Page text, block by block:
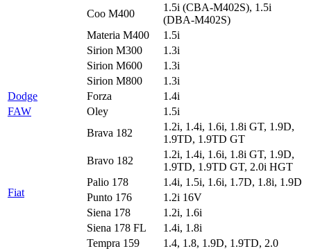
Coo M400
1.5i (CBA-M402S), 1.5i
(DBA-M402S)
Materia M400
1.5i
Sirion M300
1.3i
Sirion M600
1.3i
Sirion M800
1.3i
Dodge
Forza
1.4i
FAW
Oley 1.5i
Fiat
Brava 182
1.2i, 1.4i, 1.6i, 1.8i GT, 1.9D,
1.9TD, 1.9TD GT
Bravo 182
1.2i, 1.4i, 1.6i, 1.8i GT, 1.9D,
1.9TD, 1.9TD GT, 2.0i HGT
Palio 178
1.4i, 1.5i, 1.6i, 1.7D, 1.8i, 1.9D
Punto 176
1.2i 16V
Siena 178
1.2i, 1.6i
Siena 178 FL
1.4i, 1.8i
Tempra 159
1.4, 1.8, 1.9D, 1.9TD, 2.0